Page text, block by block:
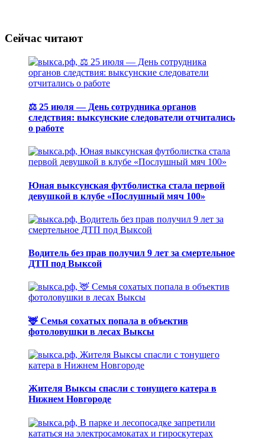
Сейчас читают
⚖️ 25 июля — День сотрудника органов
следствия: выксунские следователи отчитались
о работе
Юная выксунская футболистка стала первой
девушкой в клубе «Послушный мяч 100»
Водитель без прав получил 9 лет за смертельное
ДТП под Выксой
🦌 Семья сохатых попала в объектив
фотоловушки в лесах Выксы
Жителя Выксы спасли с тонущего катера в
Нижнем Новгороде